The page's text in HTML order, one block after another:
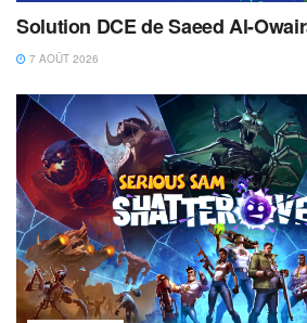
Solution DCE de Saeed Al-
7 AOÛT 2026